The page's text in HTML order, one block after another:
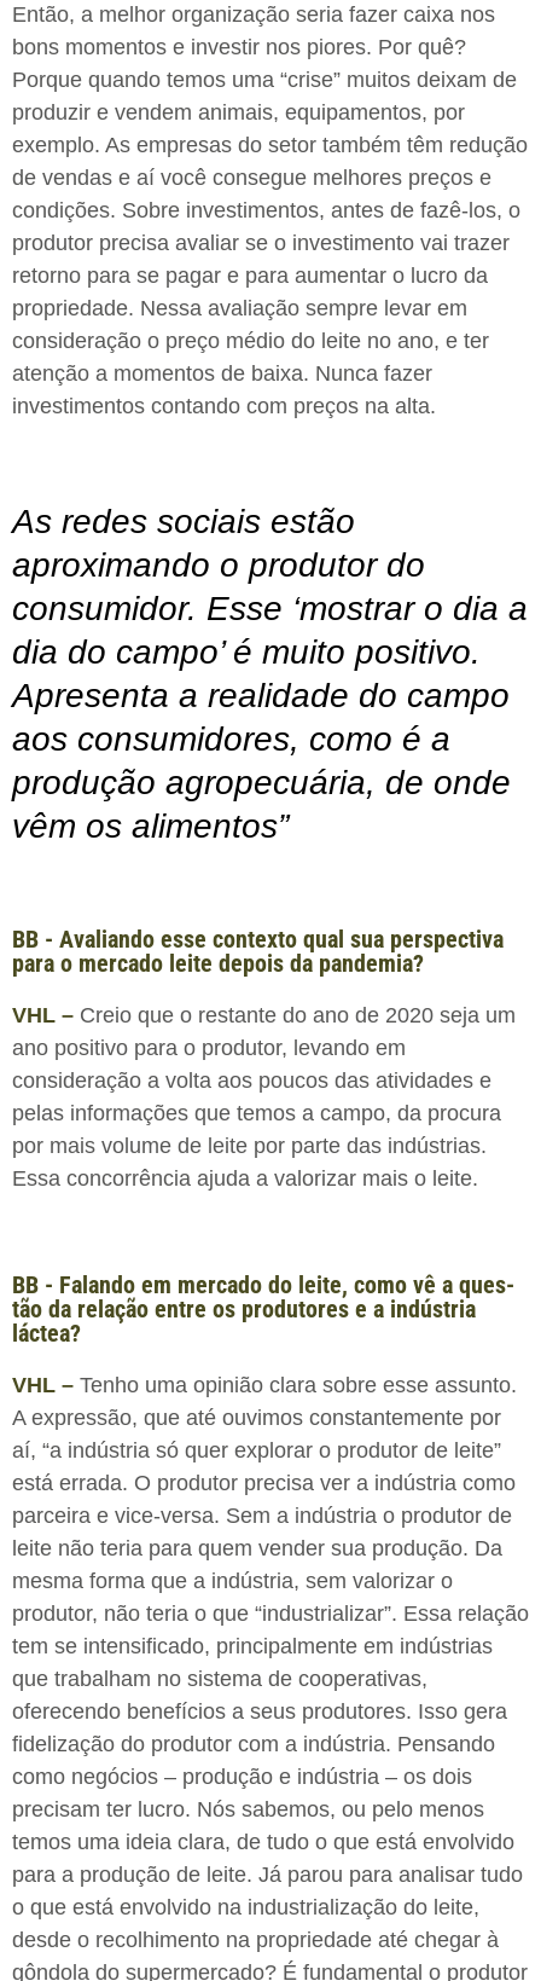
Então, a melhor organização seria fazer caixa nos
bons momentos e investir nos piores. Por quê?
Porque quando temos uma “crise” muitos deixam de
produzir e vendem animais, equipamentos, por
exemplo. As empresas do setor também têm redução
de vendas e aí você consegue melhores preços e
condições. Sobre investimentos, antes de fazê-los, o
produtor precisa avaliar se o investimento vai trazer
retorno para se pagar e para aumentar o lucro da
propriedade. Nessa avaliação sempre levar em
consideração o preço médio do leite no ano, e ter
atenção a momentos de baixa. Nunca fazer
investimentos contando com preços na alta.
As redes sociais estão
aproximando o produtor do
consumidor. Esse ‘mostrar o dia a
dia do campo’ é muito positivo.
Apresenta a realidade do campo
aos consumidores, como é a
produção agropecuária, de onde
vêm os alimentos”
BB - Avaliando esse contexto qual sua perspectiva
para o mercado leite depois da pandemia?
VHL – Creio que o restante do ano de 2020 seja um
ano positivo para o produtor, levando em
consideração a volta aos poucos das atividades e
pelas informações que temos a campo, da procura
por mais volume de leite por parte das indústrias.
Essa concorrência ajuda a valorizar mais o leite.
BB - Falando em mercado do leite, como vê a ques­
tão da relação entre os produtores e a indústria
láctea?
VHL – Tenho uma opinião clara sobre esse assunto.
A expressão, que até ouvimos constantemente por
aí, “a indústria só quer explorar o produtor de leite”
está errada. O produtor precisa ver a indústria como
parceira e vice-versa. Sem a indústria o produtor de
leite não teria para quem vender sua produção. Da
mesma forma que a indústria, sem valorizar o
produtor, não teria o que “industrializar”. Essa relação
tem se intensificado, principalmente em indústrias
que trabalham no sistema de cooperativas,
oferecendo benefícios a seus produtores. Isso gera
fidelização do produtor com a indústria. Pensando
como negócios – produção e indústria – os dois
precisam ter lucro. Nós sabemos, ou pelo menos
temos uma ideia clara, de tudo o que está envolvido
para a produção de leite. Já parou para analisar tudo
o que está envolvido na industrialização do leite,
desde o recolhimento na propriedade até chegar à
gôndola do supermercado? É fundamental o produtor